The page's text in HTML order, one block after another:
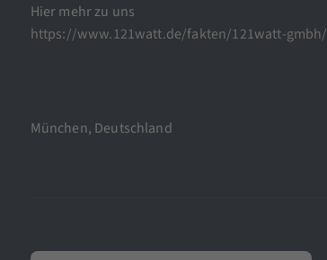
Hier mehr zu uns
https://www.121watt.de/fakten/121watt-gmbh/
München, Deutschland